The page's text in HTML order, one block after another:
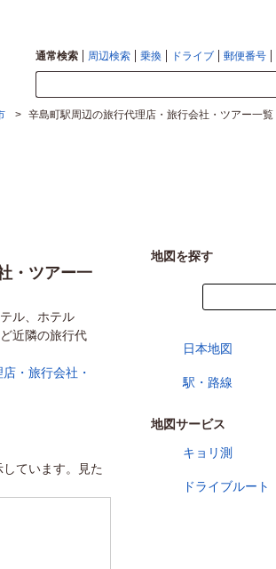
通常検索 周辺検索 乗換 ドライブ 郵便番号
> 辛島町駅周辺の旅行代理店・旅行会社・ツアー一覧
・ツアー一
ル、ホテル
近隣の旅行代
・旅行会社・
ています。見た
地図を探す
日本地図
駅・路線
地図サービス
キョリ測
ドライブルート